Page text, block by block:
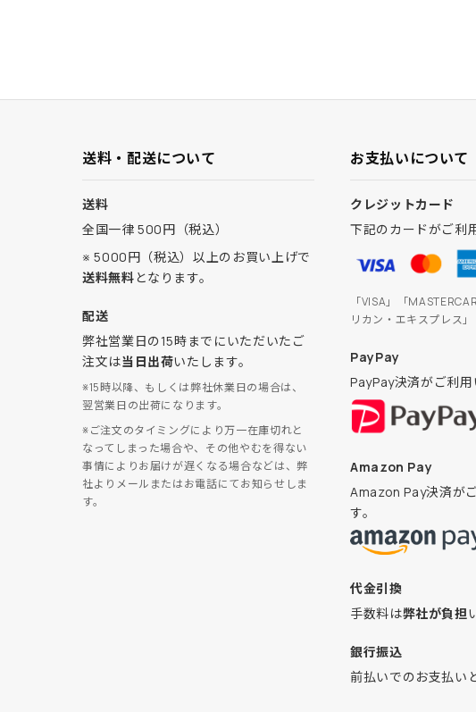
送料・配送について
送料
全国一律 500円（税込）
※ 5000円（税込）以上のお買い上げで
送料無料となります。
配送
弊社営業日の15時までにいただいたご
注文は当日出荷いたします。
※15時以降、もしくは弊社休業日の場合は、
翌営業日の出荷になります。
※ご注文のタイミングにより万一在庫切れと
なってしまった場合や、その他やむを得ない
事情によりお届けが遅くなる場合などは、弊
社よりメールまたはお電話にてお知らせしま
す。
お支払いについて
クレジットカード
下記のカードがご利
「VISA」「
リカン・エキスプレス」
PayPay
PayPay決済がご利用
Amazon Pay
Amazon Pay決済が
す。
代金引換
手数料は弊社が負担
銀行振込
前払いでのお支払い